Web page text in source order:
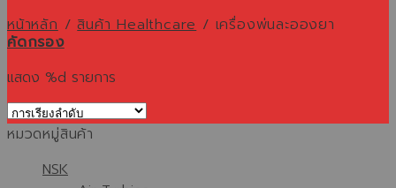
หน้าหลัก / สินค้า Healthcare / เครื่องพ่นละอองยา
คัดกรอง
แสดง %d รายการ
หมวดหมู่สินค้า
NSK